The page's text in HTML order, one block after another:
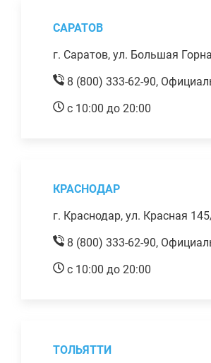
САРАТОВ
г. Саратов, ул. Большая
8 (800) 333-62-90,
с 10:00 до 20:00
КРАСНОДАР
г. Краснодар, ул. Красная
8 (800) 333-62-90,
с 10:00 до 20:00
ТОЛЬЯТТИ